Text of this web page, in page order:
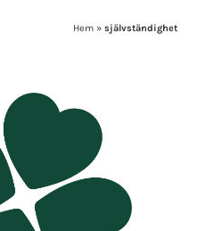
Hem » självständighet